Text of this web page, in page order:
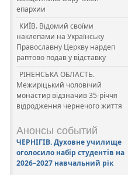
епархии
КИЇВ. Відомий своїми
наклепами на Українську
Православну Церкву нардеп
раптово подав у відставку
РІНЕНСЬКА ОБЛАСТЬ.
Межиріцький чоловічий
монастир відзначив 35-річчя
відродження чернечого життя
Анонсы событий
ЧЕРНІГІВ. Духовне училище
оголосило набір студентів на
2026–2027 навчальний рік